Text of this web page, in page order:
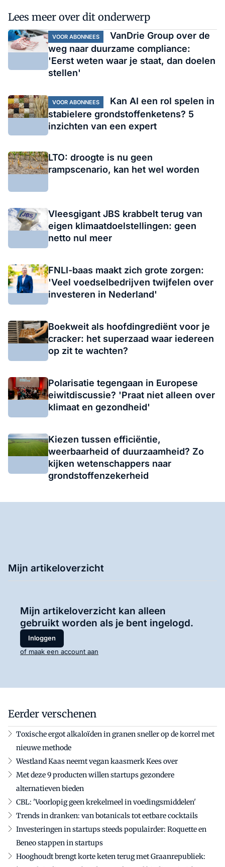
Lees meer over dit onderwerp
VOOR ABONNEES
VanDrie Group over de
weg naar duurzame compliance:
'Eerst weten waar je staat, dan doelen
stellen'
VOOR ABONNEES
Kan AI een rol spelen in
stabielere grondstoffenketens? 5
inzichten van een expert
LTO: droogte is nu geen
rampscenario, kan het wel worden
Vleesgigant JBS krabbelt terug van
eigen klimaatdoelstellingen: geen
netto nul meer
FNLI-baas maakt zich grote zorgen:
'Veel voedselbedrijven twijfelen over
investeren in Nederland'
Boekweit als hoofdingrediënt voor je
cracker: het superzaad waar iedereen
op zit te wachten?
Polarisatie tegengaan in Europese
eiwitdiscussie? 'Praat niet alleen over
klimaat en gezondheid'
Kiezen tussen efficiëntie,
weerbaarheid of duurzaamheid? Zo
kijken wetenschappers naar
grondstoffenzekerheid
Mijn artikeloverzicht
Mijn artikeloverzicht kan alleen
gebruikt worden als je bent ingelogd.
Inloggen
of maak een account aan
Eerder verschenen
Toxische ergot alkaloïden in granen sneller op de korrel met
nieuwe methode
Westland Kaas neemt vegan kaasmerk Kees over
Met deze 9 producten willen startups gezondere
alternatieven bieden
CBL: 'Voorlopig geen krekelmeel in voedingsmiddelen'
Trends in dranken: van botanicals tot eetbare cocktails
Investeringen in startups steeds populairder: Roquette en
Beneo stappen in startups
Hooghoudt brengt korte keten terug met Graanrepubliek: